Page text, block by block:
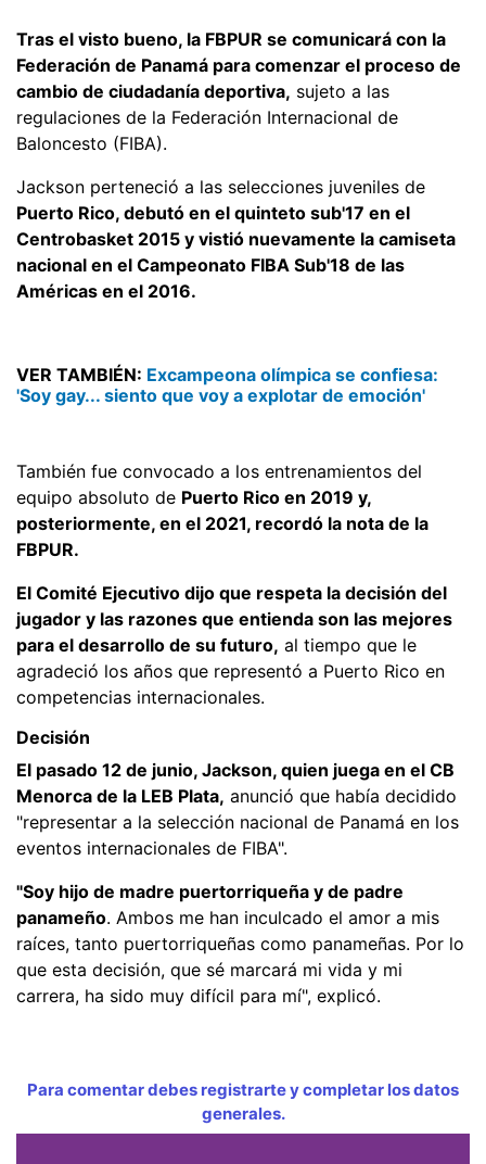
Tras el visto bueno, la FBPUR se comunicará con la
Federación de Panamá para comenzar el proceso de
cambio de ciudadanía deportiva, sujeto a las
regulaciones de la Federación Internacional de
Baloncesto (FIBA).
Jackson perteneció a las selecciones juveniles de
Puerto Rico, debutó en el quinteto sub'17 en el
Centrobasket 2015 y vistió nuevamente la camiseta
nacional en el Campeonato FIBA Sub'18 de las
Américas en el 2016.
VER TAMBIÉN: Excampeona olímpica se confiesa:
'Soy gay... siento que voy a explotar de emoción'
También fue convocado a los entrenamientos del
equipo absoluto de Puerto Rico en 2019 y,
posteriormente, en el 2021, recordó la nota de la
FBPUR.
El Comité Ejecutivo dijo que respeta la decisión del
jugador y las razones que entienda son las mejores
para el desarrollo de su futuro, al tiempo que le
agradeció los años que representó a Puerto Rico en
competencias internacionales.
Decisión
El pasado 12 de junio, Jackson, quien juega en el CB
Menorca de la LEB Plata, anunció que había decidido
"representar a la selección nacional de Panamá en los
eventos internacionales de FIBA".
"Soy hijo de madre puertorriqueña y de padre
panameño. Ambos me han inculcado el amor a mis
raíces, tanto puertorriqueñas como panameñas. Por lo
que esta decisión, que sé marcará mi vida y mi
carrera, ha sido muy difícil para mí", explicó.
Para comentar debes registrarte y completar los datos
generales.